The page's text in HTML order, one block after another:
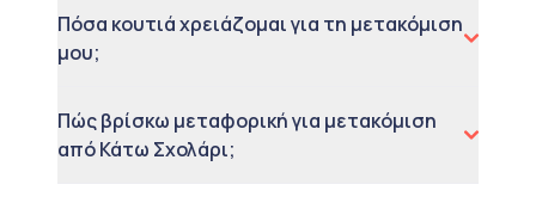
Πόσα κουτιά χρειάζομαι για τη μετακόμιση
μου;
Πώς βρίσκω μεταφορική για μετακόμιση
από Κάτω Σχολάρι;